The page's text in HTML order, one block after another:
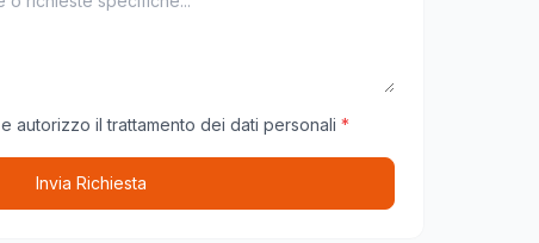
e autorizzo il trattamento dei dati personali *
Invia Richiesta